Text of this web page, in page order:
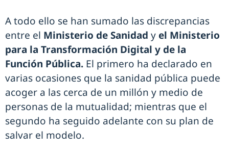
A todo ello se han sumado las discrepancias
entre el Ministerio de Sanidad y el Ministerio
para la Transformación Digital y de la
Función Pública. El primero ha declarado en
varias ocasiones que la sanidad pública puede
acoger a las cerca de un millón y medio de
personas de la mutualidad; mientras que el
segundo ha seguido adelante con su plan de
salvar el modelo.